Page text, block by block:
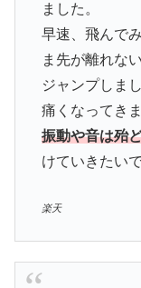
ました。
早速、飛んで
ま先が離れな
ジャンプしま
痛くなってき
振動や音は殆
けていきたい
楽天